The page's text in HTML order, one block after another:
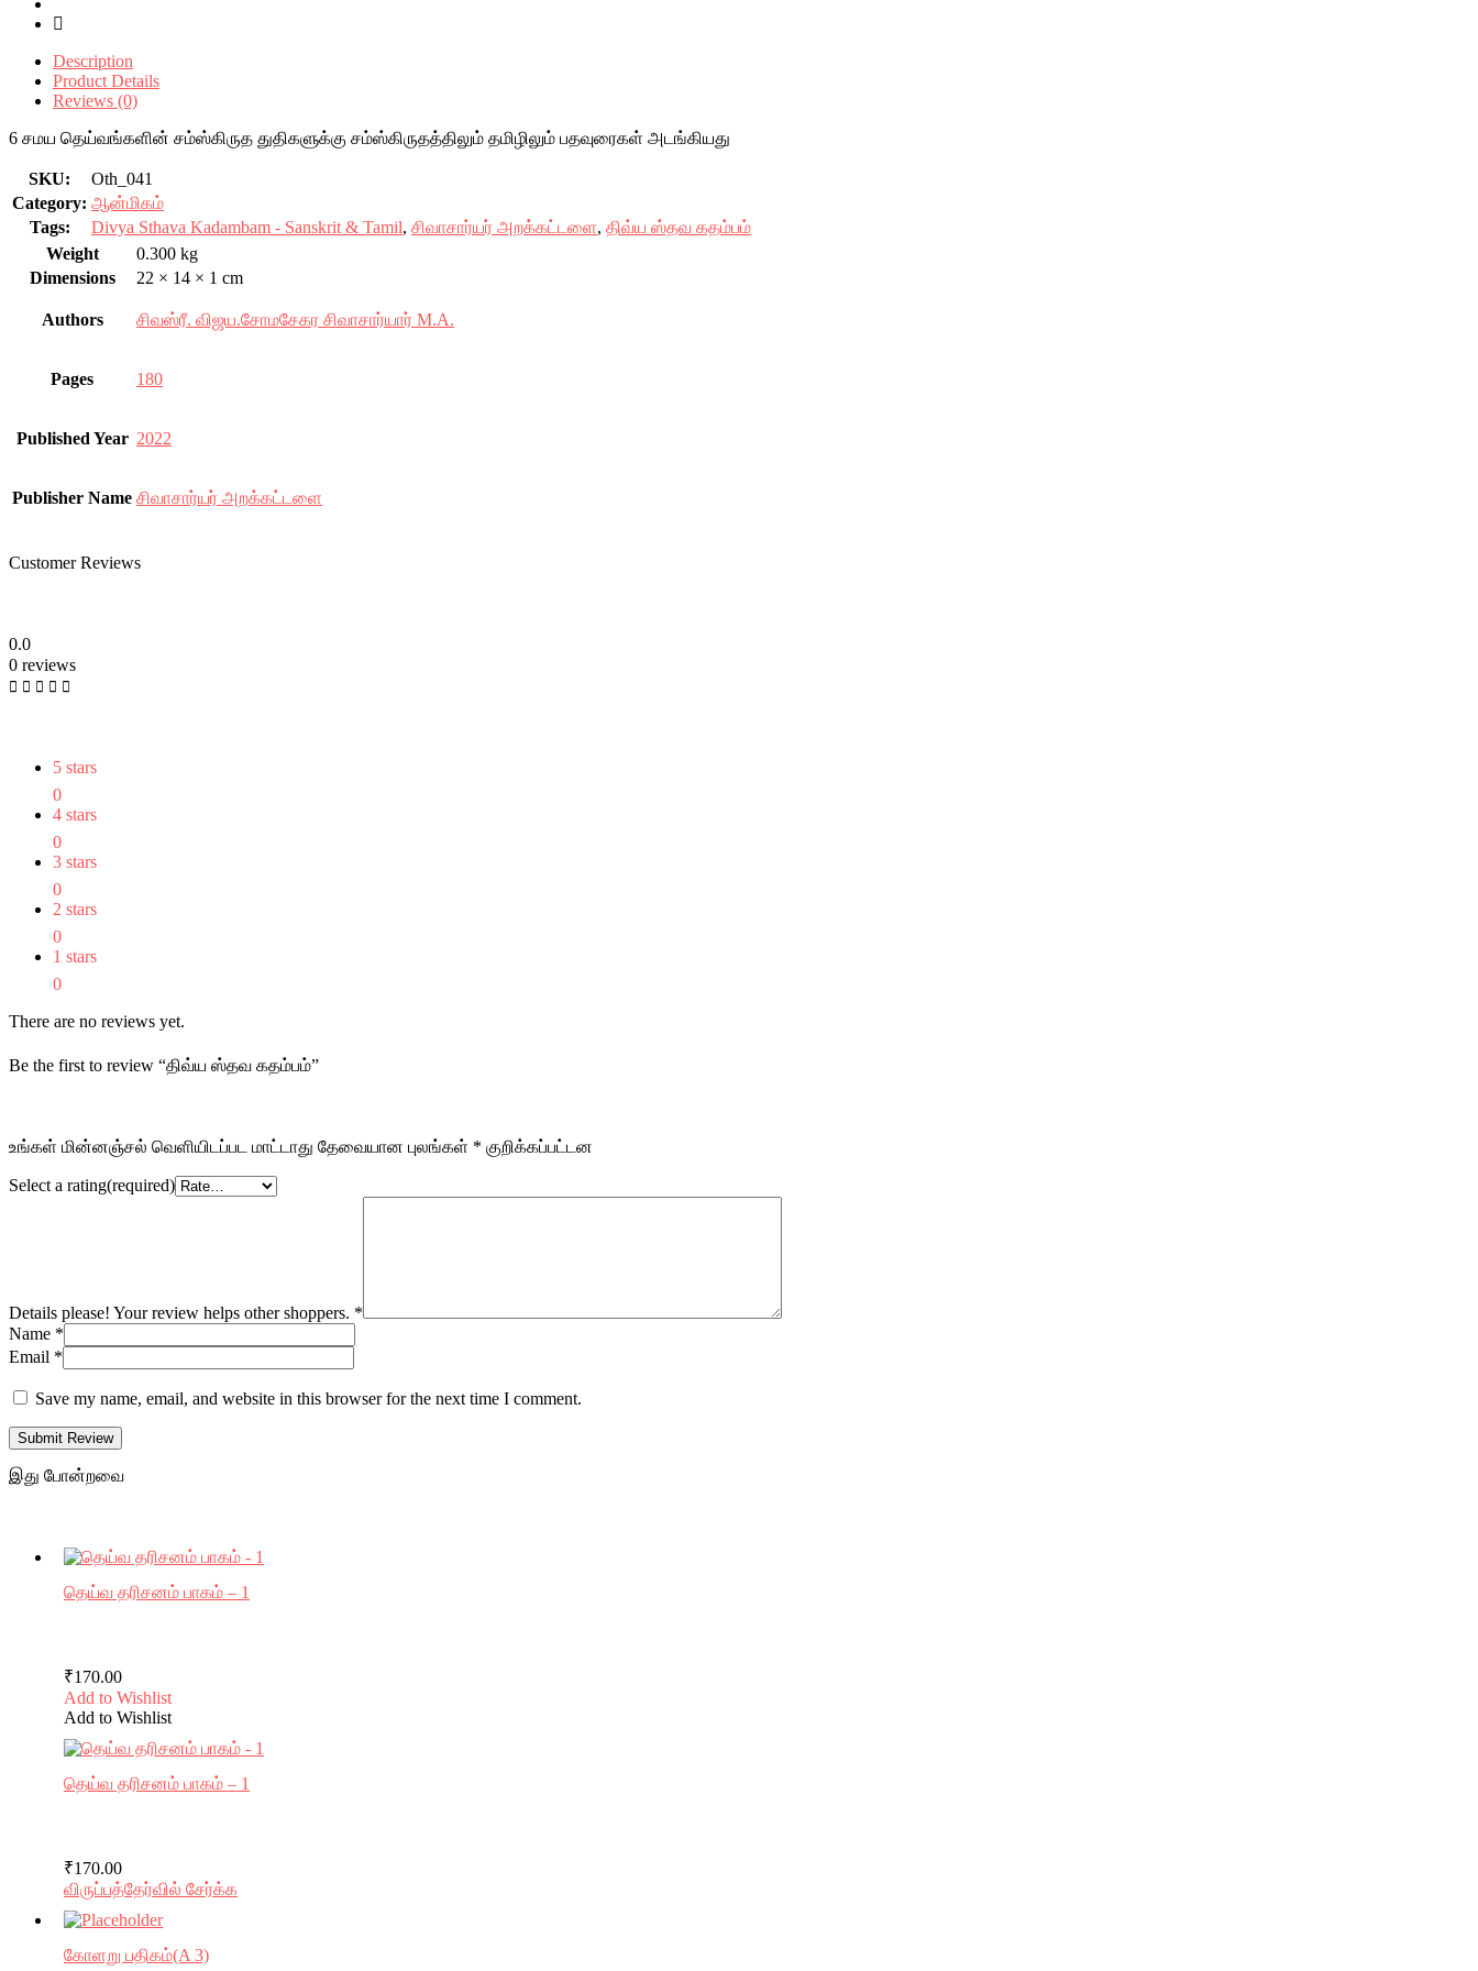
Description
Product Details
Reviews (0)
6 சமய தெய்வங்களின் சம்ஸ்கிருத துதிகளுக்கு சம்ஸ்கிருதத்திலும் தமிழிலும் பதவுரைகள் அடங்கியது
SKU:
Oth_041
Category: ஆன்மிகம்
Tags:
Divya Sthava Kadambam - Sanskrit & Tamil, சிவாசார்யர் அறக்கட்டளை, திவ்ய ஸ்தவ கதம்பம்
Weight
0.300 kg
Dimensions
22 × 14 × 1 cm
Authors சிவஸ்ரீ. விஜய.சோமசேகர சிவாசார்யார் M.A.
Pages 180
Published Year 2022
Publisher Name சிவாசார்யர் அறக்கட்டளை
Customer Reviews
0.0
0 reviews
5 stars
0
4 stars
0
3 stars
0
2 stars
0
1 stars
0
There are no reviews yet.
Be the first to review “திவ்ய ஸ்தவ கதம்பம்”
உங்கள் மின்னஞ்சல் வெளியிடப்பட மாட்டாது தேவையான புலங்கள் * குறிக்கப்பட்டன
Select a rating(required)
Details please! Your review helps other shoppers. *
Name *
Email *
Save my name, email, and website in this browser for the next time I comment.
Submit Review
இது போன்றவை
தெய்வ தரிசனம் பாகம் – 1
₹170.00
Add to Wishlist
Add to Wishlist
தெய்வ தரிசனம் பாகம் – 1
₹170.00
விருப்பத்தேர்வில் சேர்க்க
கோளறு பதிகம்(A 3)